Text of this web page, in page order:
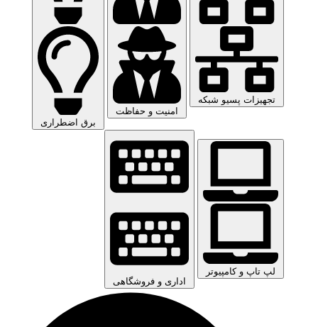
تجهیزات پسیو شبکه
امنیت و حفاظت
برق اضطراری
لپ تاپ و کامپیوتر
اداری و فروشگاهی